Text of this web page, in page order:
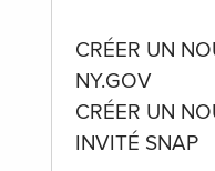
CRÉER UN
NY.GOV
CRÉER UN
INVITÉ SNAP